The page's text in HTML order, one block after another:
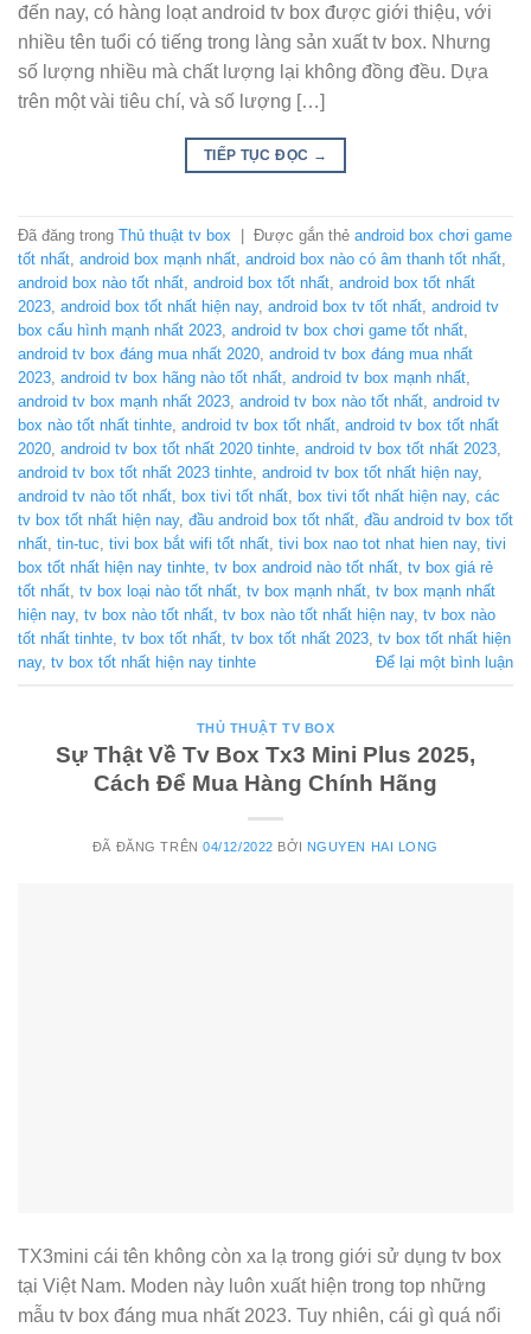
đến nay, có hàng loạt android tv box được giới thiệu, với
nhiều tên tuổi có tiếng trong làng sản xuất tv box. Nhưng
số lượng nhiều mà chất lượng lại không đồng đều. Dựa
trên một vài tiêu chí, và số lượng […]
TIẾP TỤC ĐỌC →
Đã đăng trong Thủ thuật tv box Được gắn thẻ android box chơi game
tốt nhất android box mạnh nhất android box nào có âm thanh tốt nhất
android box nào tốt nhất android box tốt nhất android box tốt nhất
2023 android box tốt nhất hiện nay, android box tv tốt nhất android tv
box cấu hình mạnh nhất 2023 android tv box chơi game tốt nhất
android tv box đáng mua nhất 2020 android tv box đáng mua nhất
2023 android tv box hãng nào tốt nhất android tv box mạnh nhất
android tv box mạnh nhất 2023 android tv box nào tốt nhất android tv
box nào tốt nhất tinhte android tv box tốt nhất android tv box tốt nhất
2020 android tv box tốt nhất 2020 tinhte android tv box tốt nhất 2023
android tv box tốt nhất 2023 tinhte android tv box tốt nhất hiện nay,
android tv nào tốt nhất
box tivi tốt nhất box tivi tốt nhất hiện nay, các
tv box tốt nhất hiện nay, đầu android box tốt nhất đầu android tv box tốt
nhất tin-tuc tivi box bắt wifi tốt nhất tivi box nao tot nhat hien nay, tivi
box tốt nhất hiện nay tinhte tv box android nào tốt nhất tv box giá rẻ
tốt nhất tv box loại nào tốt nhất tv box mạnh nhất tv box mạnh nhất
hiện nay, tv box nào tốt nhất tv box nào tốt nhất hiện nay, tv box nào
tốt nhất tinhte tv box tốt nhất tv box tốt nhất 2023 tv box tốt nhất hiện
nay, tv box tốt nhất hiện nay tinhte Để lại một bình luận
THỦ THUẬT TV BOX
Sự Thật Về Tv Box Tx3 Mini Plus 2025,
Cách Để Mua Hàng Chính Hãng
ĐÃ ĐĂNG TRÊN04/12/2022 BỞI NGUYEN HAI LONG
TX3mini cái tên không còn xa lạ trong giới sử dụng tv box
tại Việt Nam. Moden này luôn xuất hiện trong top những
mẫu tv box đáng mua nhất 2023. Tuy nhiên, cái gì quá nổi